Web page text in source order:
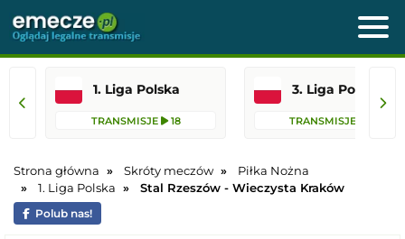
1. Liga Polska
TRANSMISJE 18
3. Liga Polska
TRANSMISJE
Strona główna Skróty meczów
Piłka Nożna
1. Liga Polska
Stal Rzeszów - Wieczysta Kraków
Polub nas!